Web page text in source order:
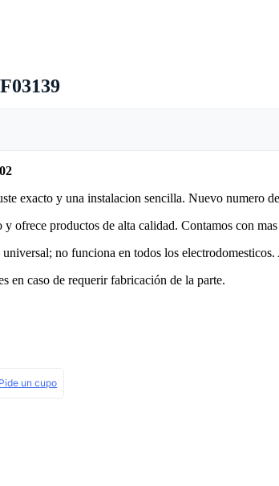
exacto y una instalacion sencilla. Nuevo numero
ofrece productos de alta calidad. Contamos con
universal; no funciona en todos los
en caso de requerir fabricación de la parte.